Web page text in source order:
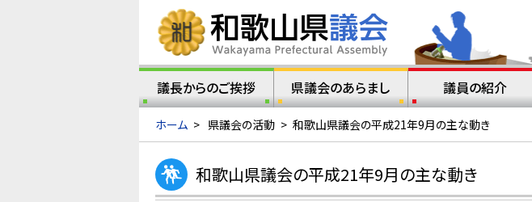
議長からのご挨拶 県議会のあらまし 議員の紹介
ホーム > 県議会の活動 > 和歌山県議会の平成21年9月の主な動き
和歌山県議会の平成21年9月の主な動き